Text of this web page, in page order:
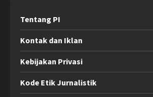
Tentang PI
Kontak dan Iklan
Kebijakan Privasi
Kode Etik Jurnalistik